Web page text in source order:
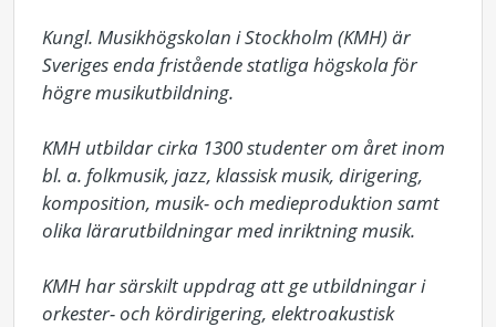
Kungl. Musikhögskolan i Stockholm (KMH) är
Sveriges enda fristående statliga högskola för
högre musikutbildning.
KMH utbildar cirka 1300 studenter om året inom
bl. a. folkmusik, jazz, klassisk musik, dirigering,
komposition, musik- och medieproduktion samt
olika lärarutbildningar med inriktning musik.
KMH har särskilt uppdrag att ge utbildningar i
orkester- och kördirigering, elektroakustisk